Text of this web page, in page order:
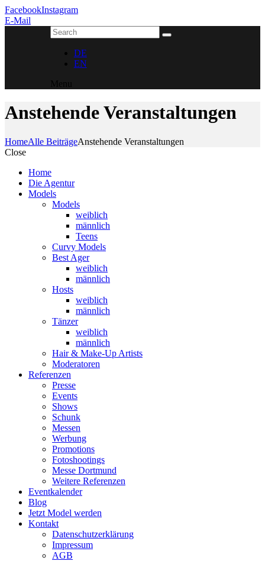
FacebookInstagram
E-Mail
DE
EN
Menu
Anstehende Veranstaltungen
HomeAlle BeiträgeAnstehende Veranstaltungen
Close
Home
Die Agentur
Models
Models
weiblich
männlich
Teens
Curvy Models
Best Ager
weiblich
männlich
Hosts
weiblich
männlich
Tänzer
weiblich
männlich
Hair & Make-Up Artists
Moderatoren
Referenzen
Presse
Events
Shows
Schunk
Messen
Werbung
Promotions
Fotoshootings
Messe Dortmund
Weitere Referenzen
Eventkalender
Blog
Jetzt Model werden
Kontakt
Datenschutzerklärung
Impressum
AGB